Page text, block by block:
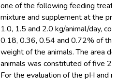
one of the following feeding
mixture and supplement at the
1.0, 1.5 and 2.0 kg/animal/day,
0.18, 0.36, 0.54 and 0.72% of the
weight of the animals. The area
animals was constituted of five
For the evaluation of the pH and